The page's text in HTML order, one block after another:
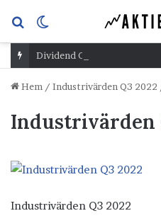
Sök
efterskin
Dividend Overshoot Day
Hem / Industrivärden Q3 2022
Industrivärden
Industrivärden Q3 2022